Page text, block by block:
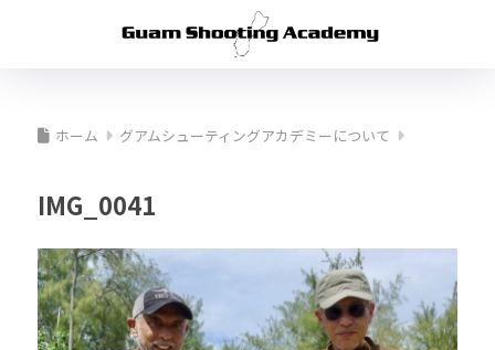
ホーム グアムシューティングアカデミーについて
IMG_0041